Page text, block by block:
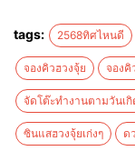
tags: 2568ทิศไหนดี
จองคิวฮวงจุ้ย จองคิ
จัดโต๊ะทำงานตามวันเกิ
ซินแสฮวงจุ้ยเก่งๆ ด